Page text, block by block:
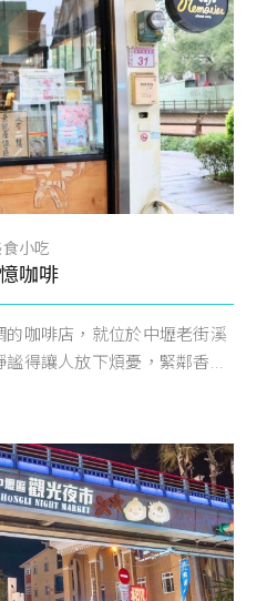
食小吃
咖啡
的咖啡店，就位於中壢老街溪
得讓人放下煩憂，緊鄰香...